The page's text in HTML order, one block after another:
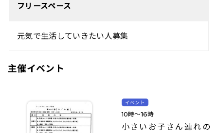
フリースペース
元気で生活していきたい人募集
主催イベント
イベント
10時～16時
小さいお子さん連れの